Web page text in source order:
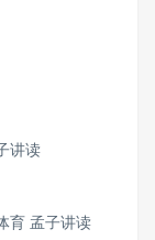
讲读
育 孟子讲读